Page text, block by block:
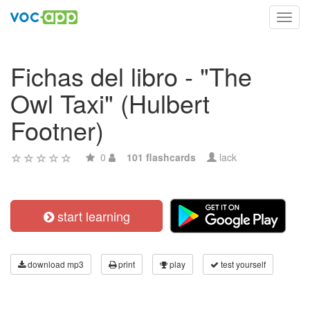
Fichas del libro - "The
Owl Taxi" (Hulbert
Footner)
0 101 flashcards lack
start learning
download mp3 print play test yourself